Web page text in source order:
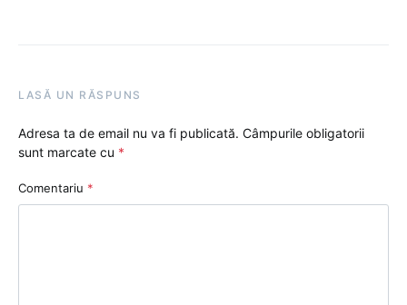
LASĂ UN RĂSPUNS
Adresa ta de email nu va fi publicată. Câmpurile obligatorii
sunt marcate cu *
Comentariu *